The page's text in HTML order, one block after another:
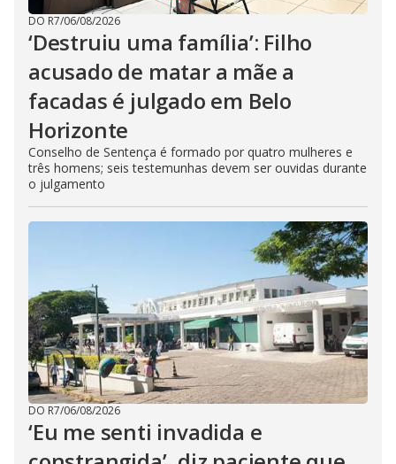
DO R7/06/08/2026
‘Destruiu uma família’: Filho
acusado de matar a mãe a
facadas é julgado em Belo
Horizonte
Conselho de Sentença é formado por quatro mulheres e
três homens; seis testemunhas devem ser ouvidas durante
o julgamento
DO R7/06/08/2026
‘Eu me senti invadida e